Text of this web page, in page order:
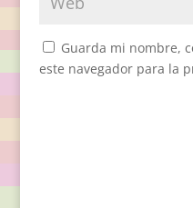
Guarda mi nombre,
este navegador para la